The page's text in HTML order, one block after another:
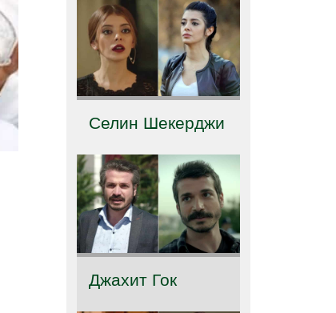
Селин Шекерджи
Джахит Гок